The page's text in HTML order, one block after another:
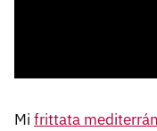
Mi frittata